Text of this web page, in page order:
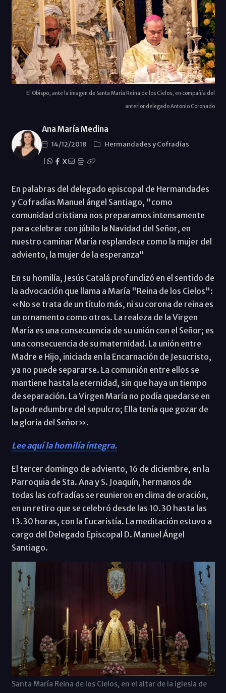
El Obispo, ante la imagen de Santa María Reina de los Cielos, en compañía del
anterior delegado Antonio Coronado
Ana María Medina
14/12/2018
Hermandades y Cofradías
X
En palabras del delegado episcopal de Hermandades
y Cofradías Manuel ángel Santiago, "como
comunidad cristiana nos preparamos intensamente
para celebrar con júbilo la Navidad del Señor, en
nuestro caminar María resplandece como la mujer del
adviento, la mujer de la esperanza"
En su homilía, Jesús Catalá profundizó en el sentido de
la advocación que llama a María "Reina de los Cielos":
«No se trata de un título más, ni su corona de reina es
un ornamento como otros. La realeza de la Virgen
María es una consecuencia de su unión con el Señor; es
una consecuencia de su maternidad. La unión entre
Madre e Hijo, iniciada en la Encarnación de Jesucristo,
ya no puede separarse. La comunión entre ellos se
mantiene hasta la eternidad, sin que haya un tiempo
de separación. La Virgen María no podía quedarse en
la podredumbre del sepulcro; Ella tenía que gozar de
la gloria del Señor».
Lee aquí la homilía íntegra.
El tercer domingo de adviento, 16 de diciembre, en la
Parroquia de Sta. Ana y S. Joaquín, hermanos de
todas las cofradías se reunieron en clima de oración,
en un retiro que se celebró desde las 10.30 hasta las
13.30 horas, con la Eucaristía. La meditación estuvo a
cargo del Delegado Episcopal D. Manuel Ángel
Santiago.
Santa María Reina de los Cielos, en el altar de la iglesia de